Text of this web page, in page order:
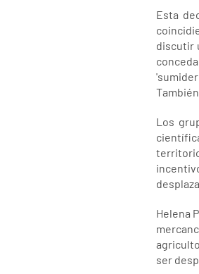
Esta
discutir
Los
Helena
ser